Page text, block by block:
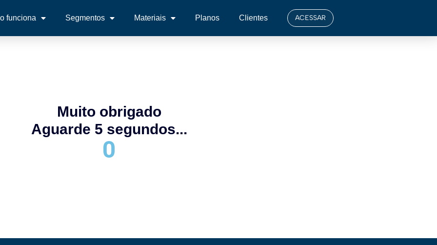
funciona Segmentos Materiais Planos Clientes ACESSAR
Muito obrigado
Aguarde 5 segundos...
0